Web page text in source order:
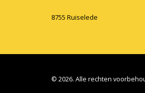
8755 Ruiselede
© 2026. Alle rechten